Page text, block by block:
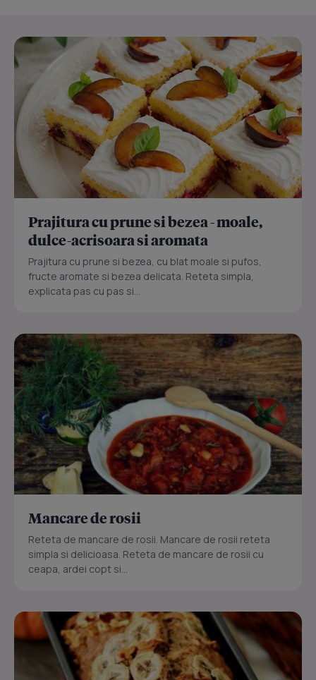
Prajitura cu prune si bezea - moale,
dulce-acrisoara si aromata
Prajitura cu prune si bezea, cu blat moale si pufos,
fructe aromate si bezea delicata. Reteta simpla,
explicata pas cu pas si...
Mancare de rosii
Reteta de mancare de rosii. Mancare de rosii reteta
simpla si delicioasa. Reteta de mancare de rosii cu
ceapa, ardei copt si...